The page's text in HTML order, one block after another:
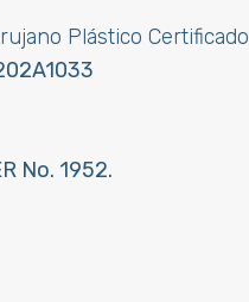
Plástico Certificado
No. 1952.